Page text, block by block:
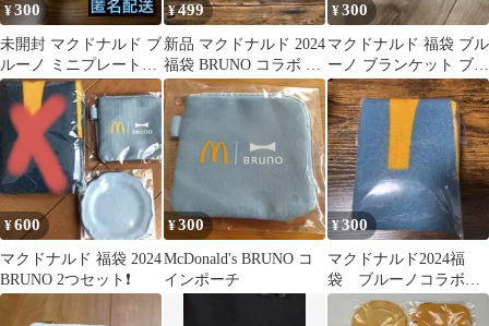
¥300
未開封 マクドナルド ブ
ルーノ ミニプレート、
コインポーチセット
¥499
新品 マクドナルド 2024
福袋 BRUNO コラボ コ
インポーチ プレート
¥300
マクドナルド 福袋 ブル
ーノ ブランケット ブル
ー
¥600
マクドナルド 福袋 2024
BRUNO 2つセット❗️
¥300
McDonald's BRUNO コ
インポーチ
¥300
マクドナルド2024福
袋 ブルーノコラボブ
ランケット